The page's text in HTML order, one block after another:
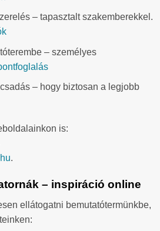
– tapasztalt szakemberekkel.
– személyes
– hogy biztosan a legjobb
is:
.
– inspiráció online
ellátogatni bemutatótermünkbe,